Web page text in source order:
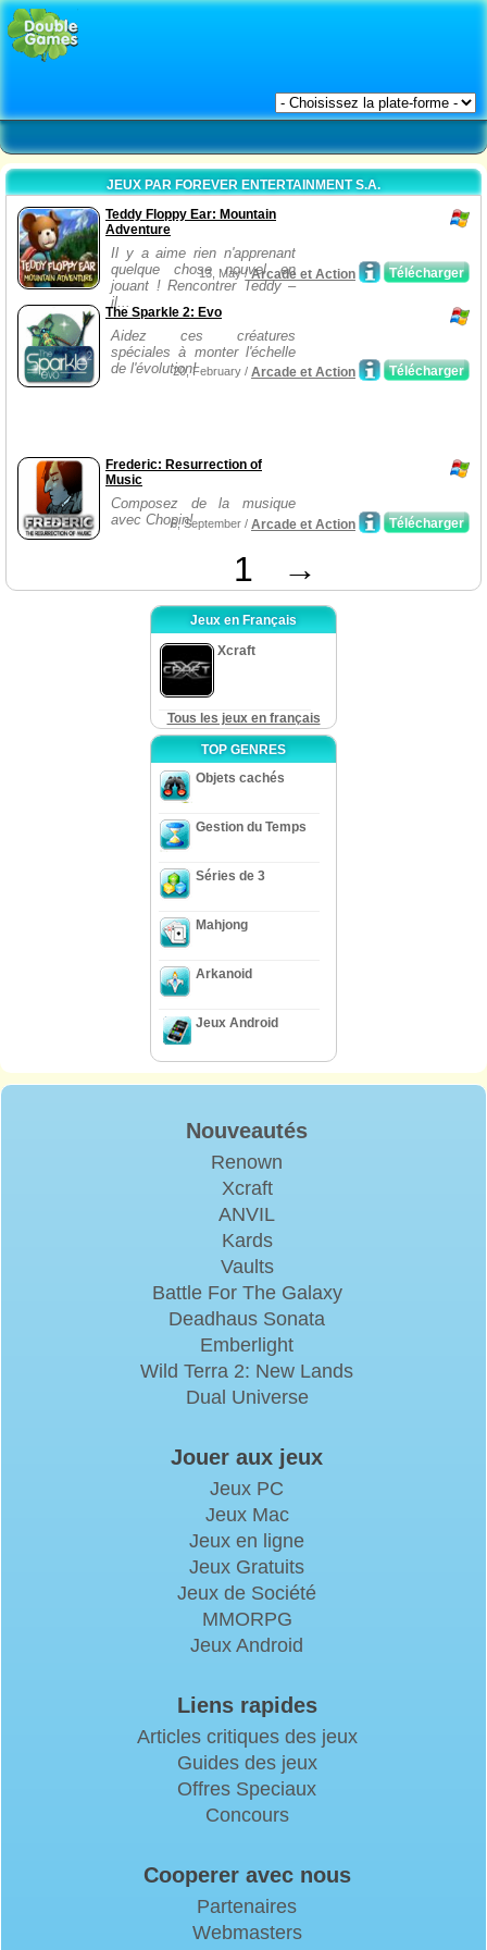
JEUX PAR FOREVER ENTERTAINMENT S.A.
Teddy Floppy Ear: Mountain
Adventure
Il y a aime rien n'apprenant
quelque chose nouvel en
jouant ! Rencontrer Teddy –
il...
Télécharger
13, May /Arcade et Action
The Sparkle 2: Evo
Aidez ces créatures
spéciales à monter l'échelle
de l'évolution!
Télécharger
20, February / Arcade et Action
Frederic: Resurrection of
Music
Composez de la musique
avec Chopin!
Télécharger
6, September / Arcade et Action
1 →
Jeux en Français
Xcraft
Tous les jeux en français
TOP GENRES
Objets cachés
Gestion du Temps
Séries de 3
Mahjong
Arkanoid
Jeux Android
Nouveautés
Renown
Xcraft
ANVIL
Kards
Vaults
Battle For The Galaxy
Deadhaus Sonata
Emberlight
Wild Terra 2: New Lands
Dual Universe
Jouer aux jeux
Jeux PC
Jeux Mac
Jeux en ligne
Jeux Gratuits
Jeux de Société
MMORPG
Jeux Android
Liens rapides
Articles critiques des jeux
Guides des jeux
Offres Speciaux
Concours
Cooperer avec nous
Partenaires
Webmasters